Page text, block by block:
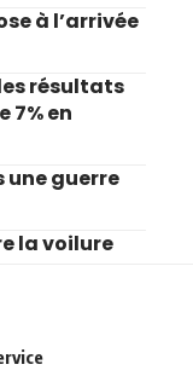
à l’arrivée
résultats
7% en
une guerre
la voilure